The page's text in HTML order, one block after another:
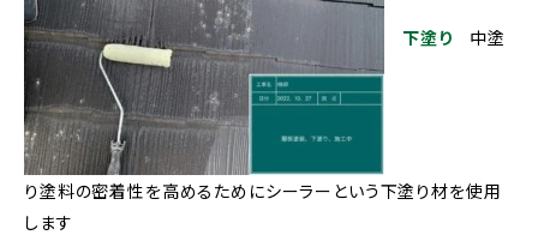
下塗り 中塗
り塗料の密着性を高めるためにシーラーという下塗り材を使用
します